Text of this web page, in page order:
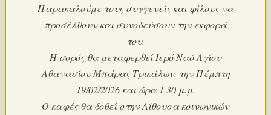
Παρακαλούμε τους συγγενείς και φίλους να
προσέλθουν και συνοδεύσουν την εκφορά
του.
Η σορός θα μεταφερθεί Ιερό Ναό Αγίου
Αθανασίου Μπάρας Τρικάλων, την Πέμπτη
19/02/2026 και ώρα 1.30 μ.μ.
Ο καφές θα δοθεί στην Αίθουσα κοινωνικών